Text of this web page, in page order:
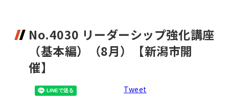
No.4030 リーダーシップ強化講座
（基本編）（8月）【新潟市開
催】
Tweet